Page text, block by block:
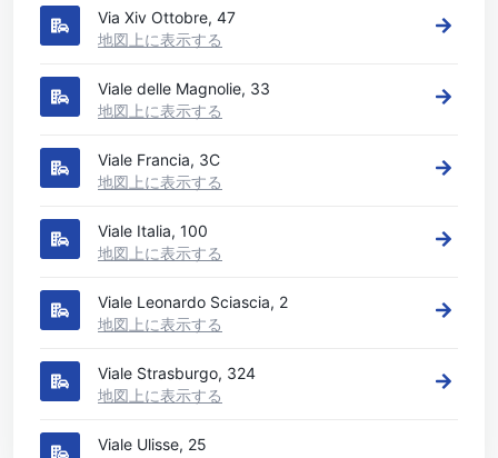
Via Xiv Ottobre, 47
地図上に表示する
Viale delle Magnolie, 33
地図上に表示する
Viale Francia, 3C
地図上に表示する
Viale Italia, 100
地図上に表示する
Viale Leonardo Sciascia, 2
地図上に表示する
Viale Strasburgo, 324
地図上に表示する
Viale Ulisse, 25